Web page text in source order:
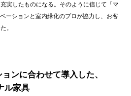
実したものになる。そのように信じて「マ
ーションと室内緑化のプロが協力し、お客
。
ンに合わせて導入した、
ル家具